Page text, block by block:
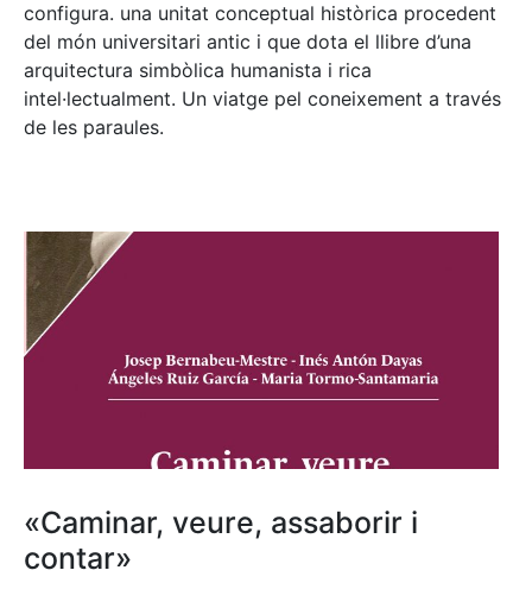
configura. una unitat conceptual històrica procedent
del món universitari antic i que dota el llibre d’una
arquitectura simbòlica humanista i rica
intel·lectualment. Un viatge pel coneixement a través
de les paraules.
«Caminar, veure, assaborir i
contar»